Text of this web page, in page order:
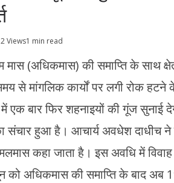
Views1 min read
मास (अधिकमास) की समाप्ति के साथ
से मांगलिक कार्यों पर लगी रोक हटने
बार फिर शहनाइयों की गूंज सुनाई
संचार हुआ है। आचार्य अवधेश दाधीच ने
कहा जाता है। इस अवधि में
को अधिकमास की समाप्ति के बाद अब